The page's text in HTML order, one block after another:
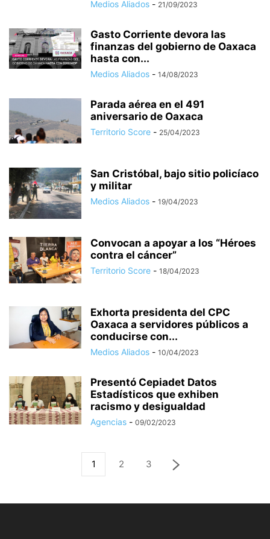
Medios Aliados - 21/09/2023
Gasto Corriente devora las
finanzas del gobierno de Oaxaca
hasta con...
Medios Aliados - 14/08/2023
Parada aérea en el 491
aniversario de Oaxaca
Territorio Score - 25/04/2023
San Cristóbal, bajo sitio policíaco
y militar
Medios Aliados - 19/04/2023
Convocan a apoyar a los “Héroes
contra el cáncer”
Territorio Score - 18/04/2023
Exhorta presidenta del CPC
Oaxaca a servidores públicos a
conducirse con...
Medios Aliados - 10/04/2023
Presentó Cepiadet Datos
Estadísticos que exhiben
racismo y desigualdad
Agencias - 09/02/2023
1 2 3